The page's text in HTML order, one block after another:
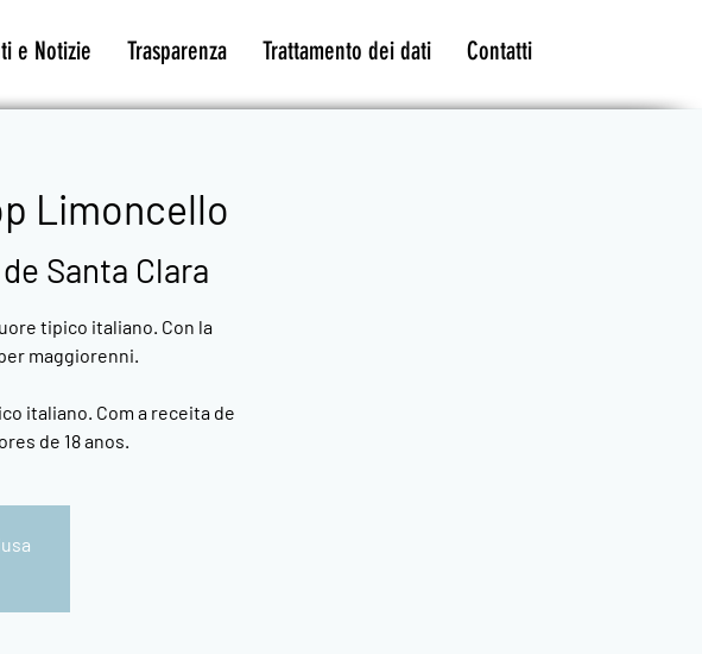
e Notizie Trasparenza Trattamento dei dati Contatti
Limoncello
Santa Clara
tipico italiano. Con la
maggiorenni.
italiano. Com a receita de
de 18 anos.